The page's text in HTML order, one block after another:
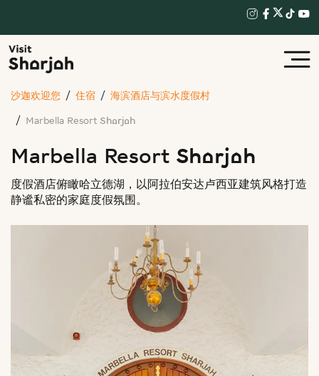
沙迦欢迎您 住宿 海滨酒店与滨水度假村
Marbella Resort Sharjah
Marbella Resort Sharjah
度假酒店俯瞰哈立德湖，以阿拉伯安达卢西亚建筑风格打造
静谧私密的家庭度假氛围。